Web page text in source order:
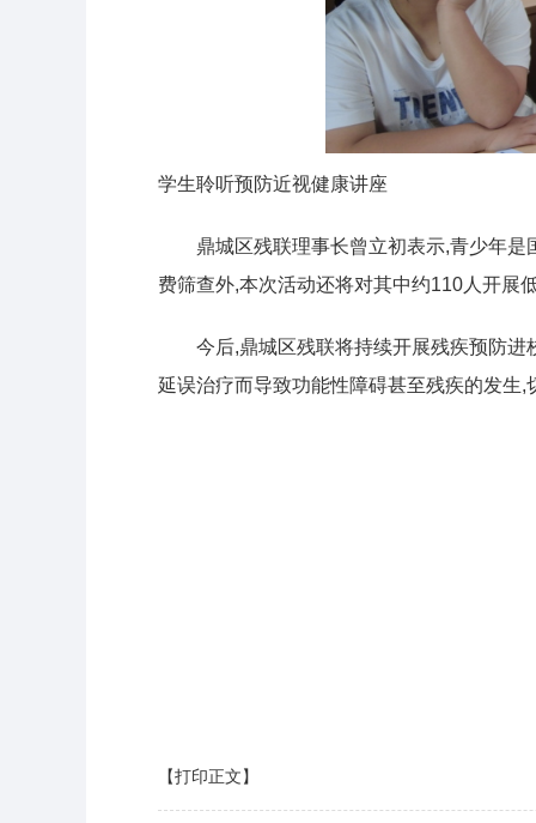
学生聆听预防近视健康讲座
鼎城区残联理事长曾立初表示,青少年
费筛查外,本次活动还将对其中约110人开展
今后,鼎城区残联将持续开展残疾预防
延误治疗而导致功能性障碍甚至残疾的发生
【打印正文】